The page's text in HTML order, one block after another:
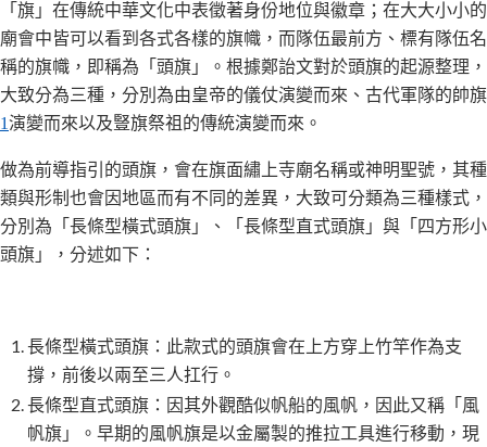
「旗」在傳統中華文化中表徵著身份地位與徽章；在大大小小的
廟會中皆可以看到各式各樣的旗幟，而隊伍最前方、標有隊伍名
稱的旗幟，即稱為「頭旗」。根據鄭詒文對於頭旗的起源整理，
大致分為三種，分別為由皇帝的儀仗演變而來、古代軍隊的帥旗
1演變而來以及豎旗祭祖的傳統演變而來。
做為前導指引的頭旗，會在旗面繡上寺廟名稱或神明聖號，其種
類與形制也會因地區而有不同的差異，大致可分類為三種樣式，
分別為「長條型橫式頭旗」、「長條型直式頭旗」與「四方形小
頭旗」，分述如下：
長條型橫式頭旗：此款式的頭旗會在上方穿上竹竿作為支
撐，前後以兩至三人扛行。
長條型直式頭旗：因其外觀酷似帆船的風帆，因此又稱「風
帆旗」。早期的風帆旗是以金屬製的推拉工具進行移動，現